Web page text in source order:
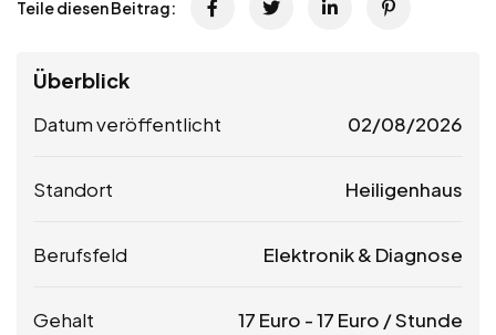
Teile diesen Beitrag:
Überblick
Datum veröffentlicht 02/08/2026
Standort Heiligenhaus
Berufsfeld Elektronik & Diagnose
Gehalt 17 Euro -17 Euro / Stunde